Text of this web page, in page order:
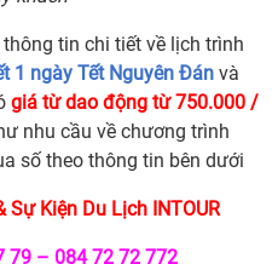
tin chi tiết về lịch trình
1 ngày Tết Nguyên Đán và
giá từ dao động từ 750.000 /
nhu cầu về chương trình
số theo thông tin bên dưới
Kiện Du Lịch INTOUR
79 – 084 72 72 772